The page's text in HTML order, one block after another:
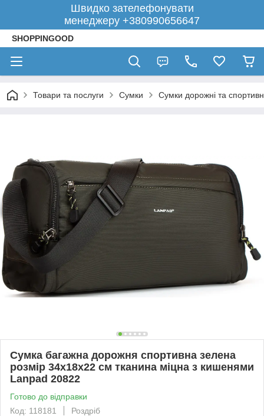
Швидко зателефонувати
менеджеру +380990656647
SHOPPINGOOD
Товари та послуги Сумки Сумки дорожні та
Сумка багажна дорожня спортивна зелена
розмір 34х18х22 см тканина міцна з кишенями
Lanpad 20822
Готово до відправки
Код: 118181
Роздріб